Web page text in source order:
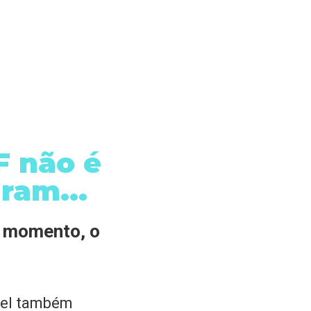
não é
o
também